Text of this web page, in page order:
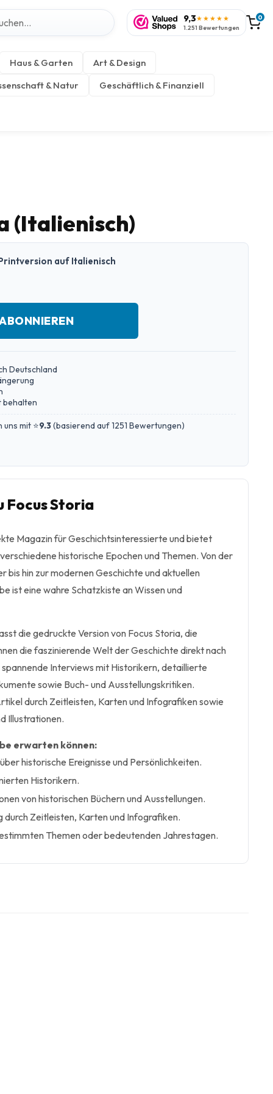
9,3★★★★★
1.251 Bewertungen
0
Haus & Garten
Art & Design
& Natur
Geschäftlich & Finanziell
(Italienisch)
auf Italienisch
Deutschland
behalten
mit ⭐9.3(basierend auf 1251 Bewertungen)
Focus Storia
Magazin für Geschichtsinteressierte und bietet
historische Epochen und Themen. Von der
bis hin zur modernen Geschichte und aktuellen
ist eine wahre Schatzkiste an Wissen und
die gedruckte Version von Focus Storia, die
die faszinierende Welt der Geschichte direkt nach
Interviews mit Historikern, detaillierte
sowie Buch- und Ausstellungskritiken.
durch Zeitleisten, Karten und Infografiken sowie
Illustrationen.
erwarten können:
historische Ereignisse und Persönlichkeiten.
Historikern.
von historischen Büchern und Ausstellungen.
durch Zeitleisten, Karten und Infografiken.
Themen oder bedeutenden Jahrestagen.